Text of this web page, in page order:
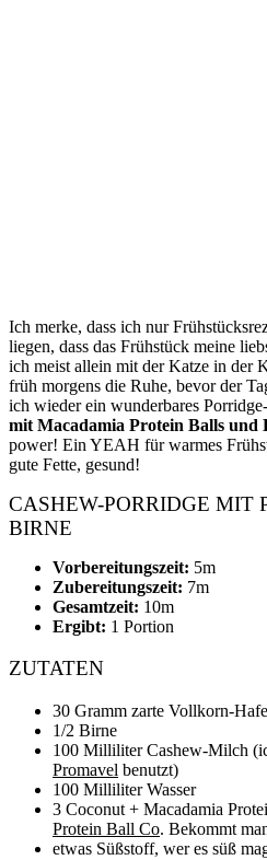
Ich merke, dass ich nur
liegen, dass das Frühstück meine
ich meist allein mit der Katze in der
früh morgens die Ruhe, bevor der
ich wieder ein wunderbares
mit Macadamia Protein Balls und
power! Ein YEAH für warmes
gute Fette, gesund!
CASHEW-PORRIDGE MIT
BIRNE
Vorbereitungszeit: 5m
Zubereitungszeit: 7m
Gesamtzeit: 10m
Ergibt: 1 Portion
ZUTATEN
30 Gramm zarte Vollkorn-
1/2 Birne
100 Milliliter Cashew-Milch
Promavel benutzt)
100 Milliliter Wasser
3 Coconut + Macadamia
Protein Ball Co. Bekommt
etwas Süßstoff, wer es süß